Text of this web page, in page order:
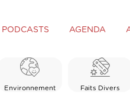
PODCASTS AGENDA
Environnement Faits Divers